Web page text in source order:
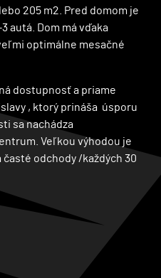
205 m2. Pred domom je
autá. Dom má vďaka
optimálne mesačné
dostupnosť a priame
, ktorý prináša úsporu
sa nachádza
Veľkou výhodou je
odchody /každých 30